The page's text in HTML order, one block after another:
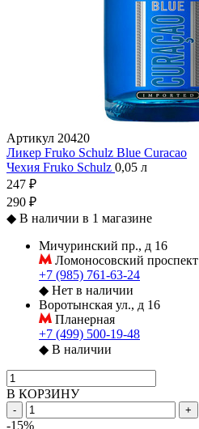
Артикул 20420
Ликер Fruko Schulz Blue Curacao
Чехия Fruko Schulz 0,05 л
247 ₽
290 ₽
◆ В наличии в 1 магазине
Мичуринский пр., д 16
Ломоносовский проспект
+7 (985) 761-63-24
◆ Нет в наличии
Воротынская ул., д 16
Планерная
+7 (499) 500-19-48
◆ В наличии
В КОРЗИНУ
- +
-15%